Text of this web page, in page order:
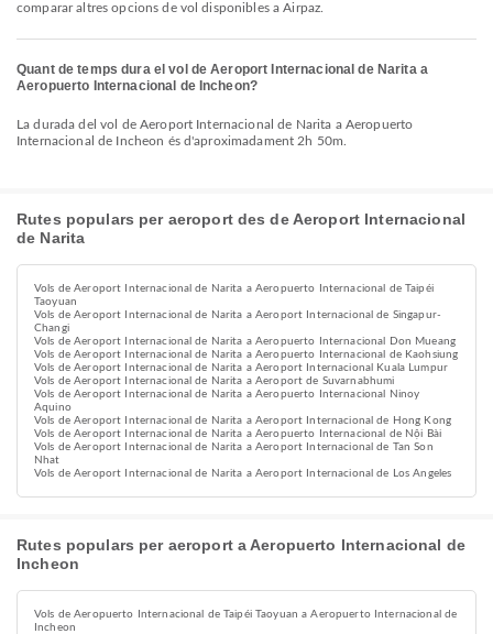
comparar altres opcions de vol disponibles a Airpaz.
Quant de temps dura el vol de Aeroport Internacional de Narita a
Aeropuerto Internacional de Incheon?
La durada del vol de Aeroport Internacional de Narita a Aeropuerto
Internacional de Incheon és d'aproximadament 2h 50m.
Rutes populars per aeroport des de Aeroport Internacional
de Narita
Vols de Aeroport Internacional de Narita a Aeropuerto Internacional de Taipéi
Taoyuan
Vols de Aeroport Internacional de Narita a Aeroport Internacional de Singapur-
Changi
Vols de Aeroport Internacional de Narita a Aeropuerto Internacional Don Mueang
Vols de Aeroport Internacional de Narita a Aeropuerto Internacional de Kaohsiung
Vols de Aeroport Internacional de Narita a Aeroport Internacional Kuala Lumpur
Vols de Aeroport Internacional de Narita a Aeroport de Suvarnabhumi
Vols de Aeroport Internacional de Narita a Aeropuerto Internacional Ninoy
Aquino
Vols de Aeroport Internacional de Narita a Aeroport Internacional de Hong Kong
Vols de Aeroport Internacional de Narita a Aeropuerto Internacional de Nội Bài
Vols de Aeroport Internacional de Narita a Aeroport Internacional de Tan Son
Nhat
Vols de Aeroport Internacional de Narita a Aeroport Internacional de Los Angeles
Rutes populars per aeroport a Aeropuerto Internacional de
Incheon
Vols de Aeropuerto Internacional de Taipéi Taoyuan a Aeropuerto Internacional de
Incheon